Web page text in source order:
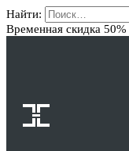
Найти:
Временная скидка 50%